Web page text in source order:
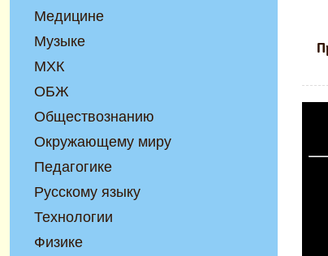
Медицине
Музыке
МХК
ОБЖ
Обществознанию
Окружающему миру
Педагогике
Русскому языку
Технологии
Физике